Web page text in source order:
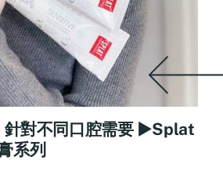
對不同口腔需要 ►Splat
系列